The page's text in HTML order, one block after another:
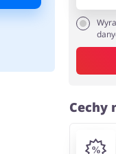
Cechy